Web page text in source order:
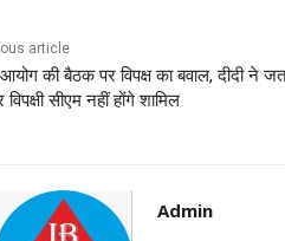
article
आयोग की बैठक पर विपक्ष का बवाल, दीदी ने
विपक्षी सीएम नहीं होंगे शामिल
Admin